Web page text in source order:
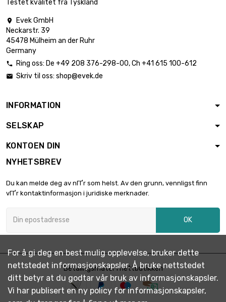
lengde : 700mm
Tykkelse / styrke :
bredde : 100mm
0.5mm
lengde : 900mm
lengde : 1000mm
Tykkelse / styrke :
lengde : 150mm
bredde : 150mm
€ 13.18 
0.5mm
Tykkelse / styrke :
0.5mm
lengde : 250mm
bredde : 150mm
€ 21.96 
Testet kvalitet fra Tyskland

Evek GmbH
Neckarstr. 39
45478 Mülheim an der Ruhr
Germany
 Ring oss: De +49 208 376-298-00, Ch +41 615 100-612
 Skriv til oss: shop@evek.de
INFORMATION
SELSKAP
KONTOEN DIN
NYHETSBREV
Du kan melde deg av nГҐr som helst. Av den grunn, vennligst finn
vГҐr kontaktinformasjon i juridiske merknader.
OK
Betalingsmåter i nettbutikken
For å gi deg en best mulig opplevelse, bruker dette
nettstedet informasjonskapsler. Å bruke nettstedet
ditt betyr at du godtar vår bruk av informasjonskapsler.
Vi har publisert en ny policy for informasjonskapsler,